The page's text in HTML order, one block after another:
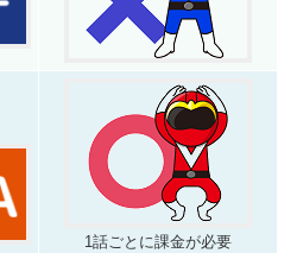
1話ごとに課金が必要